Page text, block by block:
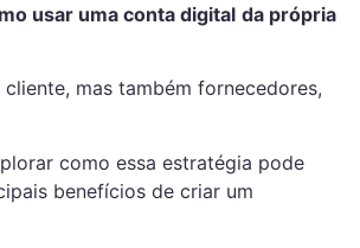
usar uma conta digital da própria
mas também fornecedores,
como essa estratégia pode
benefícios de criar um